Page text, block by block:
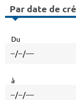
Par date de
Du
à